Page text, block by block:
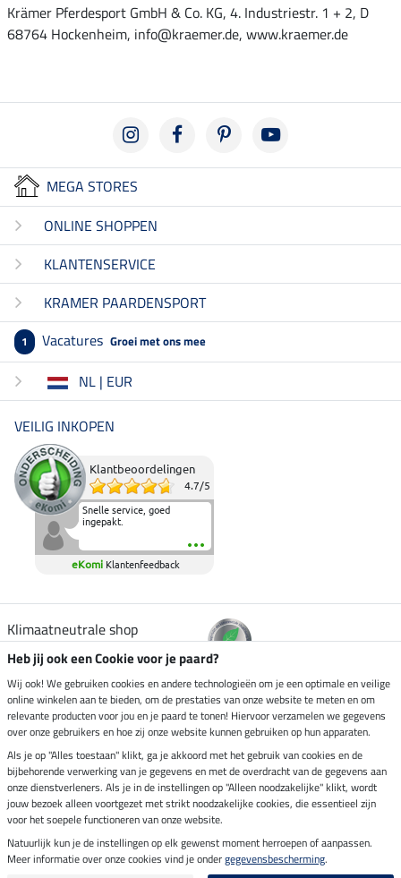
Krämer Pferdesport GmbH & Co. KG, 4. Industriestr. 1 + 2, D
68764 Hockenheim, info@kraemer.de, www.kraemer.de
MEGA STORES
ONLINE SHOPPEN
KLANTENSERVICE
KRAMER PAARDENSPORT
1 Vacatures Groei met ons mee
NL | EUR
VEILIG INKOPEN
Klantbeoordelingen
4.7/5
Snelle service, goed
ingepakt.
eKomi Klantenfeedback
Klimaatneutrale shop
Verzending per
Veilig betalen met
Impressum
Laatste update op 06.08.2026 om 14:39 uur
Heb jij ook een Cookie voor je paard?
Wij ook! We gebruiken cookies en andere technologieën om je een optimale en veilige
online winkelen aan te bieden, om de prestaties van onze website te meten en om
relevante producten voor jou en je paard te tonen! Hiervoor verzamelen we gegevens
over onze gebruikers en hoe zij onze website kunnen gebruiken op hun apparaten.
Als je op "Alles toestaan" klikt, ga je akkoord met het gebruik van cookies en de
bijbehorende verwerking van je gegevens en met de overdracht van de gegevens aan
onze dienstverleners. Als je in de instellingen op "Alleen noodzakelijke" klikt, wordt
jouw bezoek alleen voortgezet met strikt noodzakelijke cookies, die essentieel zijn
voor het soepele functioneren van onze website.
Natuurlijk kun je de instellingen op elk gewenst moment herroepen of aanpassen.
Meer informatie over onze cookies vind je ondergegevensbescherming.